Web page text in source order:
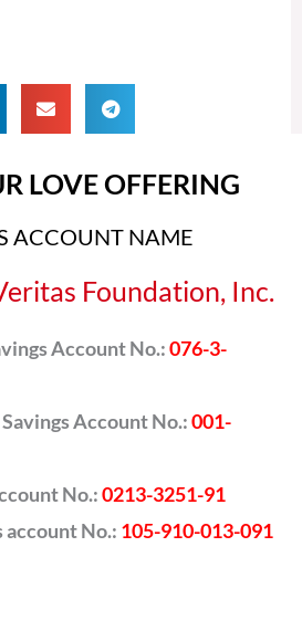
LOVE OFFERING
ACCOUNT NAME
Foundation, Inc.
Account No.:076-3-
Account No.:001-
No.:0213-3251-91
account No.: 105-910-013-091